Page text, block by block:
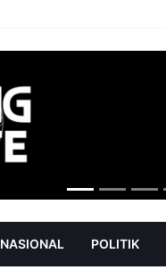
NASIONAL POLITIK